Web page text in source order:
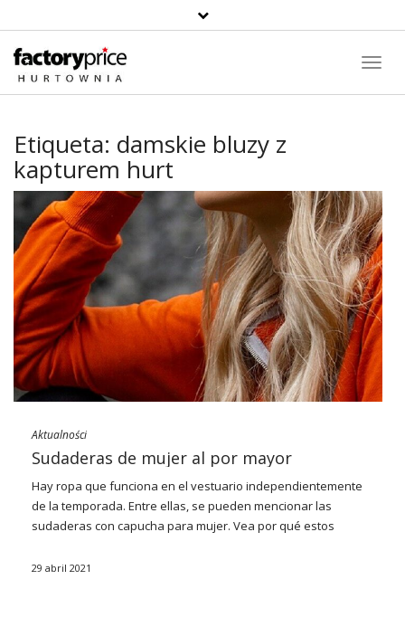
Etiqueta: damskie bluzy z
kapturem hurt
Aktualności
Sudaderas de mujer al por mayor
Hay ropa que funciona en el vestuario independientemente
de la temporada. Entre ellas, se pueden mencionar las
sudaderas con capucha para mujer. Vea por qué estos
por mayor. Conoce las sudaderas con capucha de mujer al
29 abril 2021